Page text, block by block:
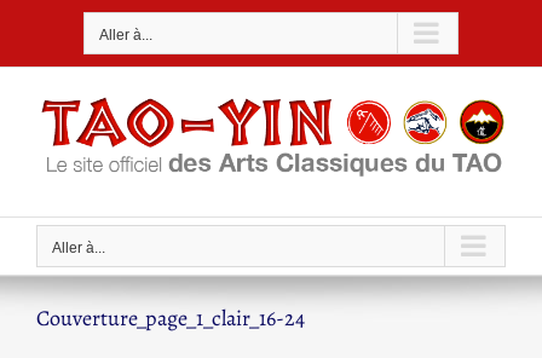
Aller à...
Aller à...
Couverture_page_1_clair_16-24